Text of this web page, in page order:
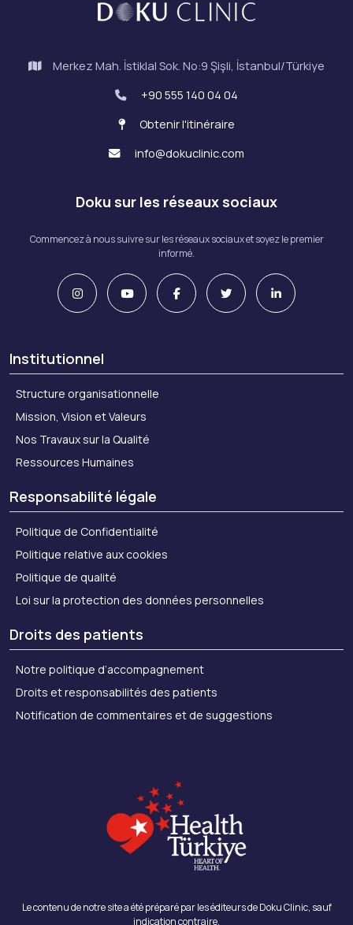
Merkez Mah. İstiklal Sok. No:9 Şişli, İstanbul/Türkiye
+90 555 140 04 04
Obtenir l'itinéraire
info@dokuclinic.com
Doku sur les réseaux sociaux
Commencez à nous suivre sur les réseaux sociaux et soyez le premier
informé.
Institutionnel
Structure organisationnelle
Mission, Vision et Valeurs
Nos Travaux sur la Qualité
Ressources Humaines
Responsabilité légale
Politique de Confidentialité
Politique relative aux cookies
Politique de qualité
Loi sur la protection des données personnelles
Droits des patients
Notre politique d’accompagnement
Droits et responsabilités des patients
Notification de commentaires et de suggestions
Le contenu de notre site a été préparé par les éditeurs de Doku Clinic, sauf
indication contraire.